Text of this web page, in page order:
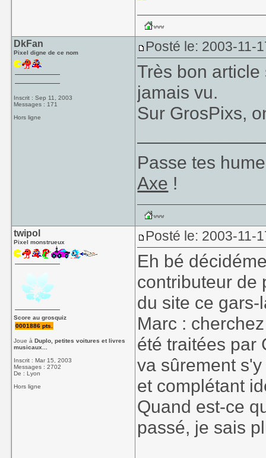
DkFan
Pixel digne de ce nom
Inscrit : Sep 11, 2003
Messages : 171
Hors ligne
Posté le: 2003-11-
Très bon
jamais vu.
Sur GrosPixs,
Passe tes
Axe !
twipol
Pixel monstrueux
Score au grosquiz
0001886 pts.
Joue àDuplo, petites voitures et livres
musicaux...
Inscrit : Mar 15, 2003
Messages : 2702
De : Lyon
Hors ligne
Posté le: 2003-11-
Eh bé
contributeur de
du site ce
Marc :
été traitées par
va sûrement
et complétant
Quand est-ce
passé, je sais